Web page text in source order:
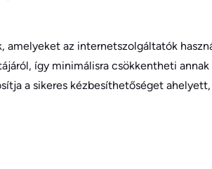
amelyeket az internetszolgáltatók
így minimálisra csökkentheti
a sikeres kézbesíthetőséget